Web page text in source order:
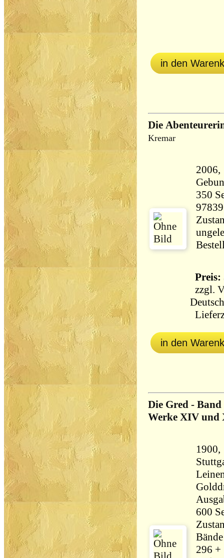
in den
Die
Kremar
350 Seiten
Preis:
zzgl.
in den
Die Gred -
Werke XIV und
1900,
296 +